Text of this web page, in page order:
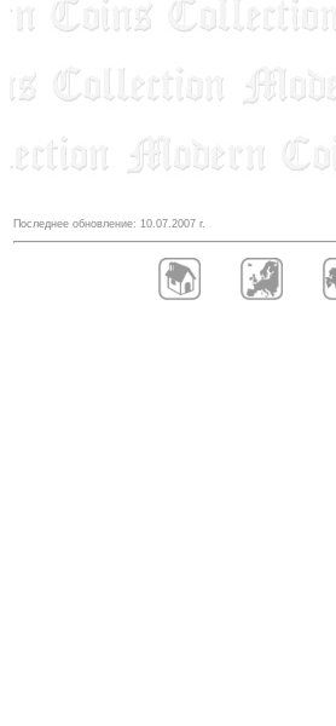
Последнее обновление: 10.07.2007 г.